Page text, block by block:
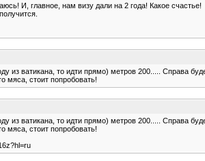
И, главное, нам визу дали на 2 года! Какое счастье!
из ватикана, то идти прямо) метров 200..... Справа
мяса, стоит попробовать!
из ватикана, то идти прямо) метров 200..... Справа
мяса, стоит попробовать!